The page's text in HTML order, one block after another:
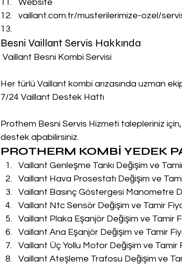
Website
vaillant.com.tr/musterilerimize-ozel/
Besni Vaillant Servis Hakkında
Vaillant Besni Kombi Servisi
Her türlü Vaillant kombi arızasında uzman
7/24 Vaillant Destek Hattı
Prothem Besni Servis Hizmeti talepleriniz
destek aþabilirsiniz.
PROTHERM KOMBİ YEDEK
Vaillant Genleşme Tankı Değişim ve
Vaillant Hava Prosestatı Değişim ve
Vaillant Basınç Göstergesi Manometre
Vaillant Ntc Sensör Değişim ve Tamir
Vaillant Plaka Eşanjör Değişim ve Tamir
Vaillant Ana Eşanjör Değişim ve Tamir
Vaillant Üç Yollu Motor Değişim ve Tamir
Vaillant Ateşleme Trafosu Değişim ve